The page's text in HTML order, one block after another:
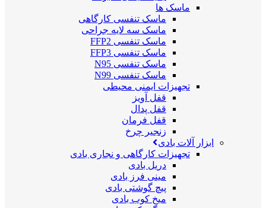
ماسک ها
ماسک تنفسی کارگاهی
ماسک سه لایه جراحی
ماسک تنفسی FFP2
ماسک تنفسی FFP3
ماسک تنفسی N95
ماسک تنفسی N99
تجهیزات ایمنی محیطی
قفل آویز
قفل پدال
قفل فرمان
زنجیر چرخ
ابزار آلات بادی
تجهیزات کارگاهی و نجاری بادی
دریل بادی
مینی فرز بادی
پیچ گوشتی بادی
میخ کوب بادی